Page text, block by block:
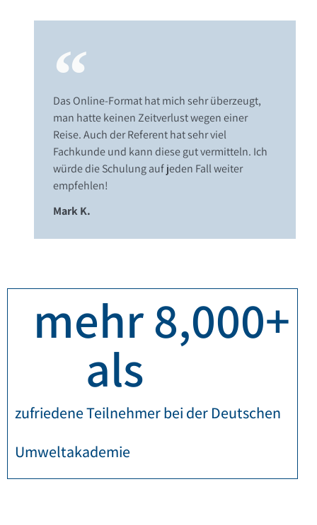
Das Online-Format hat mich sehr überzeugt,
man hatte keinen Zeitverlust wegen einer
Reise. Auch der Referent hat sehr viel
Fachkunde und kann diese gut vermitteln. Ich
würde die Schulung auf jeden Fall weiter
empfehlen!
Mark K.
zufriedene Teilnehmer bei der Deutschen
Umweltakademie
mehr
als
8,000+